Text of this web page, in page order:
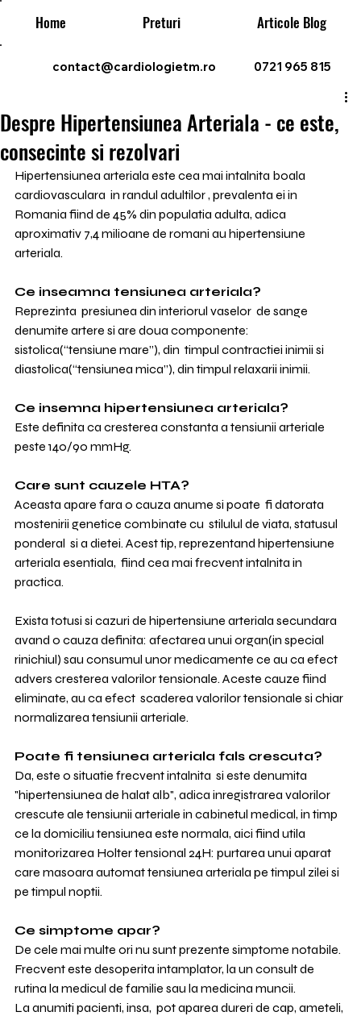
contact@cardiologietm.ro 0721 965 815
Home Preturi Articole Blog
Despre Hipertensiunea Arteriala - ce este,
consecinte si rezolvari
Hipertensiunea arteriala este cea mai intalnita boala
cardiovasculara  in randul adultilor , prevalenta ei in
Romania fiind de 45% din populatia adulta, adica
aproximativ 7,4 milioane de romani au hipertensiune
arteriala.
Ce inseamna tensiunea arteriala?
Reprezinta  presiunea din interiorul vaselor  de sange
denumite artere si are doua componente:
sistolica(“tensiune mare”), din  timpul contractiei inimii si
diastolica(“tensiunea mica”), din timpul relaxarii inimii.
Ce insemna hipertensiunea arteriala?
Este definita ca cresterea constanta a tensiunii arteriale
peste 140/90 mmHg.
Care sunt cauzele HTA?
Aceasta apare fara o cauza anume si poate  fi datorata
mostenirii genetice combinate cu  stilulul de viata, statusul
ponderal  si a dietei. Acest tip, reprezentand hipertensiune
arteriala esentiala,  fiind cea mai frecvent intalnita in
practica.
Exista totusi si cazuri de hipertensiune arteriala secundara
avand o cauza definita: afectarea unui organ(in special
rinichiul) sau consumul unor medicamente ce au ca efect
advers cresterea valorilor tensionale. Aceste cauze fiind
eliminate, au ca efect  scaderea valorilor tensionale si chiar
normalizarea tensiunii arteriale.
Poate fi tensiunea arteriala fals crescuta?
Da, este o situatie frecvent intalnita  si este denumita
"hipertensiunea de halat alb", adica inregistrarea valorilor
crescute ale tensiunii arteriale in cabinetul medical, in timp
ce la domiciliu tensiunea este normala, aici fiind utila
monitorizarea Holter tensional 24H: purtarea unui aparat
care masoara automat tensiunea arteriala pe timpul zilei si
pe timpul noptii.
Ce simptome apar?
De cele mai multe ori nu sunt prezente simptome notabile.
Frecvent este desoperita intamplator, la un consult de
rutina la medicul de familie sau la medicina muncii.
La anumiti pacienti, insa,  pot aparea dureri de cap, ameteli,